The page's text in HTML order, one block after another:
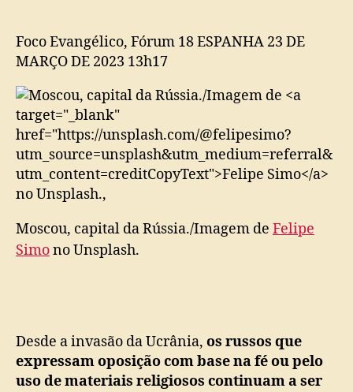
a
“desacreditar
Forças
Armadas”
Foco Evangélico, Fórum 18ESPANHA 23 DE
MARÇO DE 2023 13h17
Moscou, capital da Rússia./Imagem de Felipe
Simono Unsplash.
Desde a invasão da Ucrânia, os russos que
expressam oposição com base na fé ou pelo
uso de materiais religiosos continuam a ser